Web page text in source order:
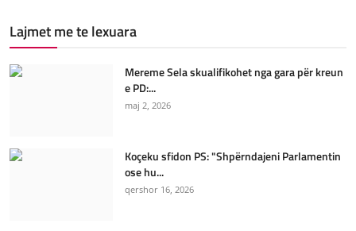
Lajmet me te lexuara
Mereme Sela skualifikohet nga gara për kreun
e PD:...
maj 2, 2026
Koçeku sfidon PS: "Shpërndajeni Parlamentin
ose hu...
qershor 16, 2026